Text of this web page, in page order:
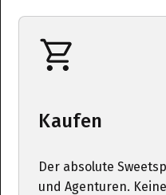
Kaufen
Der absolute
und Agenturen.